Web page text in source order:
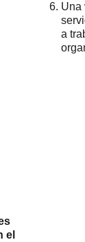
Una
a
el